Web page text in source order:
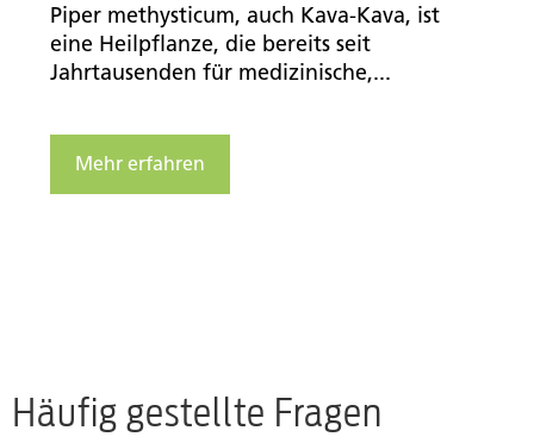
Piper methysticum, auch Kava-Kava, ist
eine Heilpflanze, die bereits seit
Jahrtausenden für medizinische,...
Mehr erfahren
Häufig gestellte Fragen